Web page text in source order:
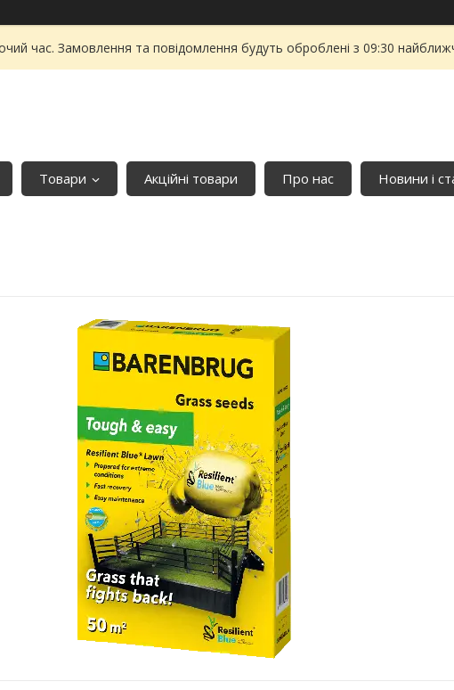
час. Замовлення та повідомлення будуть оброблені з 09:30
Товари Акційні товари Про нас Новини і